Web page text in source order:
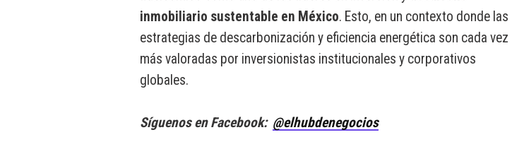
inmobiliario sustentable en México. Esto, en un contexto donde las
estrategias de descarbonización y eficiencia energética son cada vez
más valoradas por inversionistas institucionales y corporativos
globales.
Síguenos en Facebook: @elhubdenegocios